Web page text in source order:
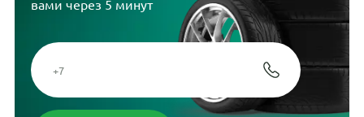
вами через 5 минут